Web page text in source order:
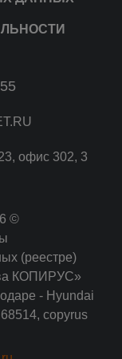
офис 302, 3
©
(реестре)
КОПИРУС»